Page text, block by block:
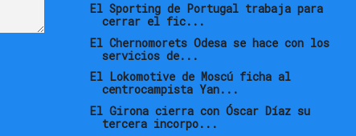
El Sporting de Portugal trabaja para
cerrar el fic...
El Chernomorets Odesa se hace con los
servicios de...
El Lokomotive de Moscú ficha al
centrocampista Yan...
El Girona cierra con Óscar Díaz su
tercera incorpo...